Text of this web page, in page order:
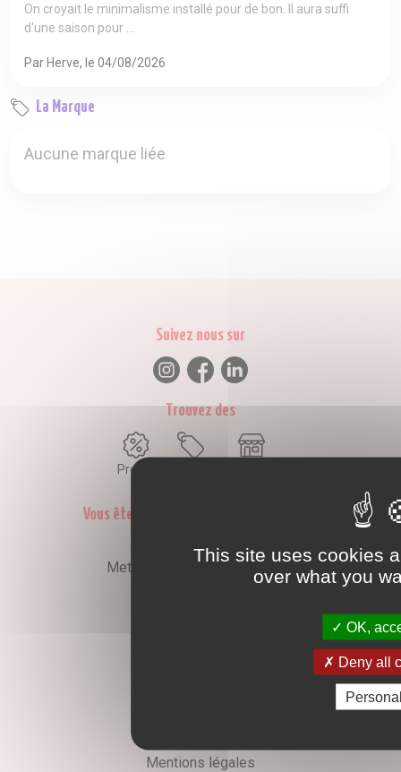
On croyait le minimalisme installé pour de bon. Il aura suffi
d'une saison pour ...
Par Herve, le 04/08/2026
La Marque
Aucune marque liée
Suivez nous sur
Trouvez des
Promos
Vous êtes le propriétaire d'une marque ?
Créer une marque
Mettre à jour une fiche marque
Faire tester un produit
Mentions légales
This site uses cookies
over what you
OK,
Deny all